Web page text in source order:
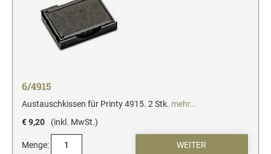
6/4915
Austauschkissen für Printy 4915. 2 Stk. mehr…
€ 9,20
(inkl. MwSt.)
Menge: